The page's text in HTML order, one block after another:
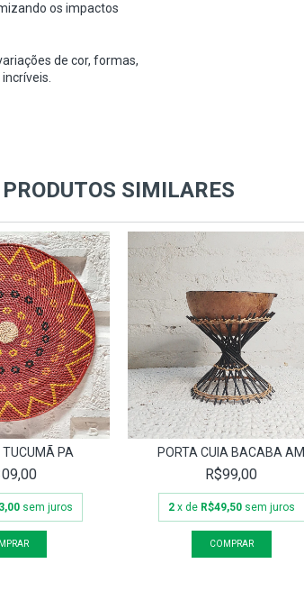
os impactos
de cor, formas,
PRODUTOS SIMILARES
PA
sem juros
PORTA CUIA BACABA AM
R$99,00
2 x de R$49,50 sem juros